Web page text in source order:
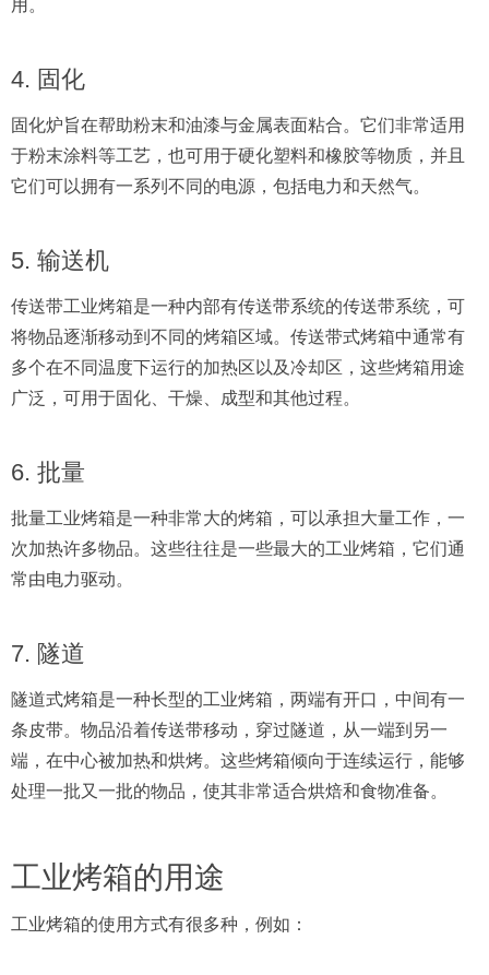
用。
4. 固化
固化炉旨在帮助粉末和油漆与金属表面粘合。它们非常适用
于粉末涂料等工艺，也可用于硬化塑料和橡胶等物质，并且
它们可以拥有一系列不同的电源，包括电力和天然气。
5. 输送机
传送带工业烤箱是一种内部有传送带系统的传送带系统，可
将物品逐渐移动到不同的烤箱区域。传送带式烤箱中通常有
多个在不同温度下运行的加热区以及冷却区，这些烤箱用途
广泛，可用于固化、干燥、成型和其他过程。
6. 批量
批量工业烤箱是一种非常大的烤箱，可以承担大量工作，一
次加热许多物品。这些往往是一些最大的工业烤箱，它们通
常由电力驱动。
7. 隧道
隧道式烤箱是一种长型的工业烤箱，两端有开口，中间有一
条皮带。物品沿着传送带移动，穿过隧道，从一端到另一
端，在中心被加热和烘烤。这些烤箱倾向于连续运行，能够
处理一批又一批的物品，使其非常适合烘焙和食物准备。
工业烤箱的用途
工业烤箱的使用方式有很多种，例如：